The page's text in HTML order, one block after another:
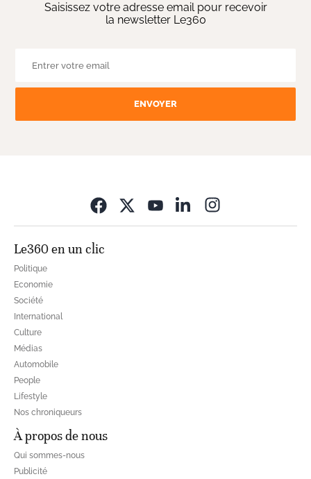
Saisissez votre adresse email pour recevoir
la newsletter Le360
ENVOYER
Le360 en un clic
Politique
Economie
Société
International
Culture
Médias
Automobile
People
Lifestyle
Nos chroniqueurs
À propos de nous
Qui sommes-nous
Publicité